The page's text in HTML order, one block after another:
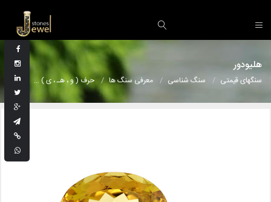
هلیودور
سنگهای قیمتی سنگ شناسی معرفی سنگ ها حرف ( و ، هـ ، ی ) هلیودور